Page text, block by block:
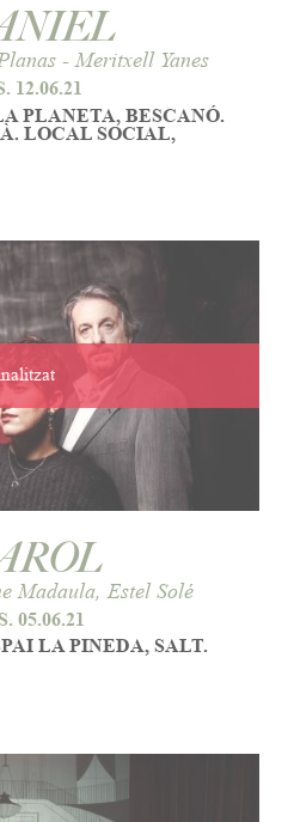
- Meritxell Yanes
12.06.21
PLANETA, BESCANÓ.
LOCAL SOCIAL,
Madaula, Estel Solé
05.06.21
LA PINEDA, SALT.